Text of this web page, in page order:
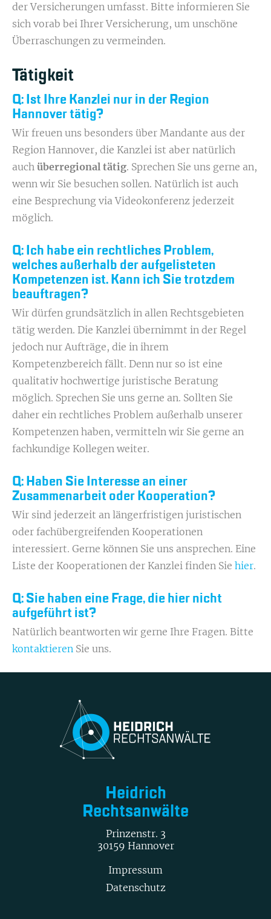
der Versicherungen umfasst. Bitte informieren Sie
sich vorab bei Ihrer Versicherung, um unschöne
Überraschungen zu vermeinden.
Tätigkeit
Q: Ist Ihre Kanzlei nur in der Region
Hannover tätig?
Wir freuen uns besonders über Mandante aus der
Region Hannover, die Kanzlei ist aber natürlich
auch überregional tätig. Sprechen Sie uns gerne an,
wenn wir Sie besuchen sollen. Natürlich ist auch
eine Besprechung via Videokonferenz jederzeit
möglich.
Q: Ich habe ein rechtliches Problem,
welches außerhalb der aufgelisteten
Kompetenzen ist. Kann ich Sie trotzdem
beauftragen?
Wir dürfen grundsätzlich in allen Rechtsgebieten
tätig werden. Die Kanzlei übernimmt in der Regel
jedoch nur Aufträge, die in ihrem
Kompetenzbereich fällt. Denn nur so ist eine
qualitativ hochwertige juristische Beratung
möglich. Sprechen Sie uns gerne an. Sollten Sie
daher ein rechtliches Problem außerhalb unserer
Kompetenzen haben, vermitteln wir Sie gerne an
fachkundige Kollegen weiter.
Q: Haben Sie Interesse an einer
Zusammenarbeit oder Kooperation?
Wir sind jederzeit an längerfristigen juristischen
oder fachübergreifenden Kooperationen
interessiert. Gerne können Sie uns ansprechen. Eine
Liste der Kooperationen der Kanzlei finden Sie hier.
Q: Sie haben eine Frage, die hier nicht
aufgeführt ist?
Natürlich beantworten wir gerne Ihre Fragen. Bitte
kontaktieren Sie uns.
Heidrich
Rechtsanwälte
Prinzenstr. 3
30159 Hannover
Impressum
Datenschutz